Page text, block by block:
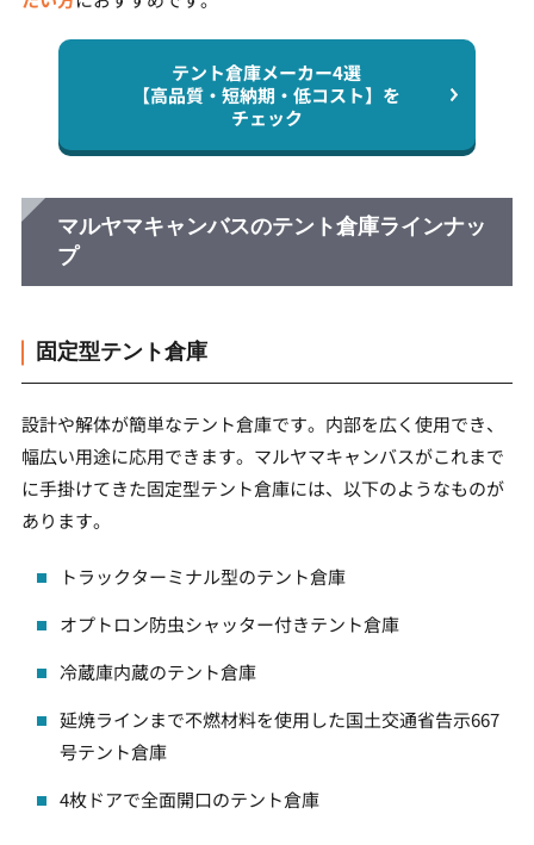
テント倉庫メーカー4選
【高品質・短納期・低コスト】を
チェック
マルヤマキャンバスのテント倉庫ラインナッ
プ
固定型テント倉庫
設計や解体が簡単なテント倉庫です。内部を広く使用でき、
幅広い用途に応用できます。マルヤマキャンバスがこれまで
に手掛けてきた固定型テント倉庫には、以下のようなものが
あります。
トラックターミナル型のテント倉庫
オプトロン防虫シャッター付きテント倉庫
冷蔵庫内蔵のテント倉庫
延焼ラインまで不燃材料を使用した国土交通省告示667
号テント倉庫
4枚ドアで全面開口のテント倉庫